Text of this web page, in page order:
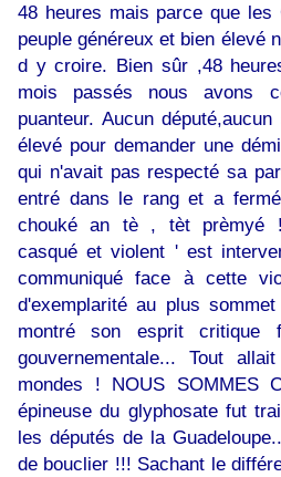
48 heures mais parce que les
peuple généreux et bien élevé
d y croire. Bien sûr ,48
mois passés nous avons
puanteur. Aucun
élevé pour demander une
qui n'avait pas respecté sa
entré dans le rang et a
chouké an tè , tèt prèmyé
casqué et violent ' est
communiqué face à cette
d'exemplarité au plus
montré son esprit critique
gouvernementale... Tout
mondes ! NOUS SOMMES
épineuse du glyphosate fut
les députés de la
de bouclier !!! Sachant le